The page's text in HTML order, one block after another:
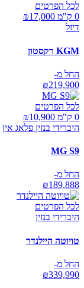
לכל הפרטים
0 ק"מ ₪
17,000
דיזל
KGM רקסטון
החל מ-
₪219,900
לכל הפרטים
0 ק"מ ₪
10,900
היברידי בנזין פלאג אין
MG S9
החל מ-
₪189,888
לכל הפרטים
היברידי בנזין
טויוטה היילנדר
החל מ-
₪339,990